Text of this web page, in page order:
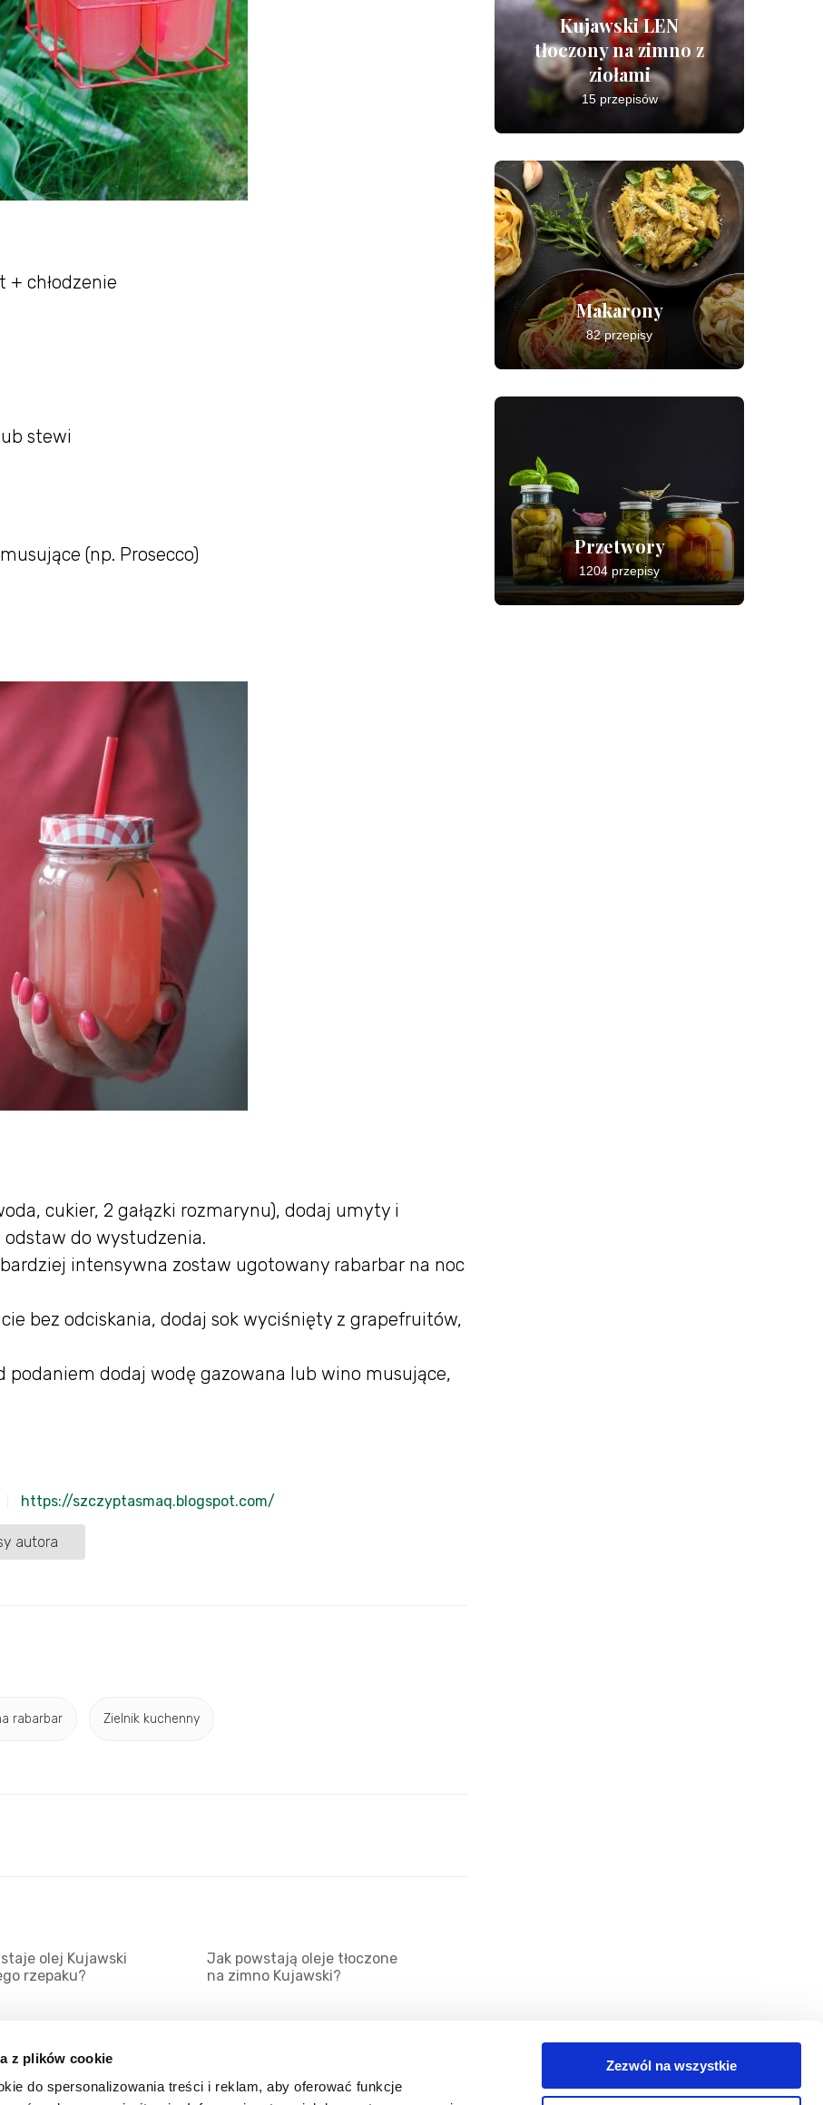
z plików cookie
do spersonalizowania treści i reklam, aby oferować funkcje
Zezwól na wszystkie
+ chłodzenie
stewi
(np. Prosecco)
cukier, 2 gałązki rozmarynu), dodaj umyty i
do wystudzenia.
intensywna zostaw ugotowany rabarbar na noc
bez odciskania, dodaj sok wyciśnięty z grapefruitów,
podaniem dodaj wodę gazowana lub wino musujące,
https://szczyptasmaq.blogspot.com/
autora
rabarbar Zielnik kuchenny
Kujawski LEN
tłoczony na zimno z
ziołami
15 przepisów
Makarony
82 przepisy
Przetwory
1204 przepisy
olej Kujawski
rzepaku?
Jak powstają oleje tłoczone
na zimno Kujawski?
Mapa serwisu Kategorie